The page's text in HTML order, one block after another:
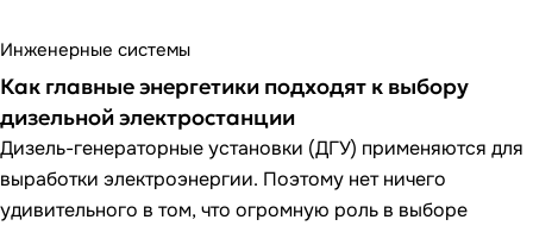
Инженерные системы
Как главные энергетики подходят к выбору
дизельной электростанции
Дизель-генераторные установки (ДГУ) применяются для
выработки электроэнергии. Поэтому нет ничего
удивительного в том, что огромную роль в выборе